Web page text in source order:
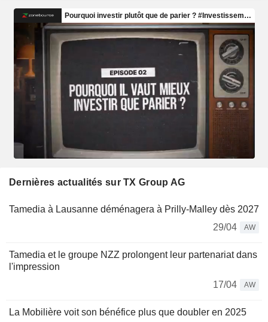
Dernières actualités sur TX Group AG
Tamedia à Lausanne déménagera à Prilly-Malley dès 2027
29/04
AW
Tamedia et le groupe NZZ prolongent leur partenariat dans
l'impression
17/04
AW
La Mobilière voit son bénéfice plus que doubler en 2025